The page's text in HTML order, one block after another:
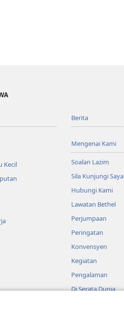
Kecil
Berita
Mengenai Kami
Soalan Lazim
Sila Kunjungi Saya
Hubungi Kami
Lawatan Bethel
Perjumpaan
Peringatan
Konvensyen
Kegiatan
Pengalaman
Di Serata Dunia